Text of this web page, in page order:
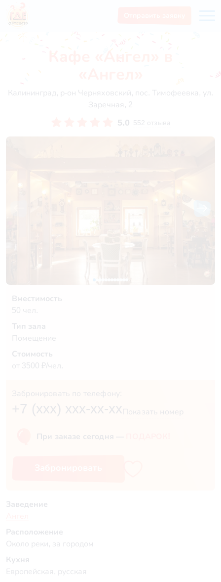
Кафе «Ангел» в
Калининград, р-он Черняховский, пос. Тимофеевка, ул.
Заречная, 2
5.0 552 отзыва
Вместимость
50 чел.
Тип зала
Помещение
Стоимость
от 3500 ₽/чел.
Забронировать по телефону:
+7 (xxx) xxx-xx-xx Показать номер
При заказе сегодня —
Заведение
Расположение
Около реки, за городом
Кухня
Европейская, русская